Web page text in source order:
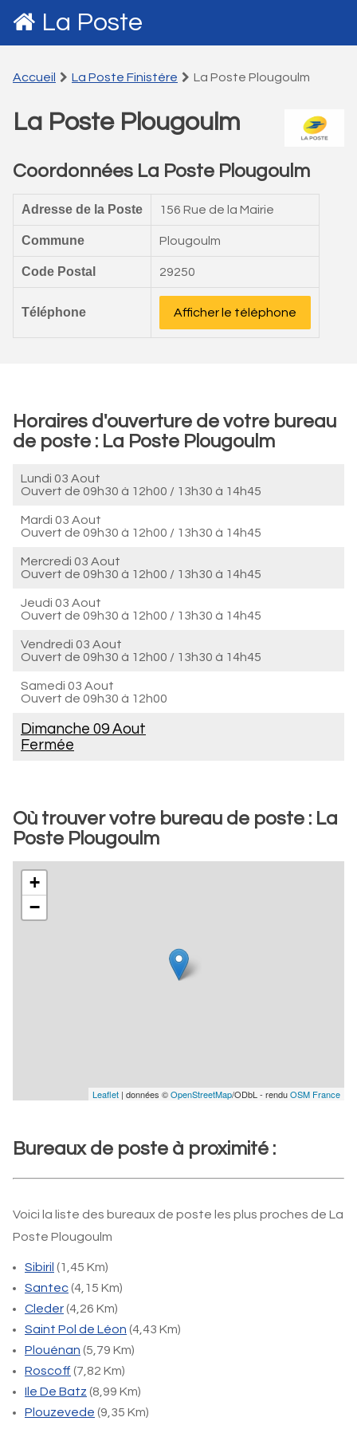
La Poste
Accueil La Poste Finistére La Poste Plougoulm
La Poste Plougoulm
Coordonnées La Poste Plougoulm
Adresse de la Poste 156 Rue de la Mairie
Commune Plougoulm
Code Postal 29250
Téléphone Afficher le téléphone
Horaires d'ouverture de votre bureau
de poste : La Poste Plougoulm
Lundi 03 Aout
Ouvert de 09h30 à 12h00 / 13h30 à 14h45
Mardi 03 Aout
Ouvert de 09h30 à 12h00 / 13h30 à 14h45
Mercredi 03 Aout
Ouvert de 09h30 à 12h00 / 13h30 à 14h45
Jeudi 03 Aout
Ouvert de 09h30 à 12h00 / 13h30 à 14h45
Vendredi 03 Aout
Ouvert de 09h30 à 12h00 / 13h30 à 14h45
Samedi 03 Aout
Ouvert de 09h30 à 12h00
Dimanche 09 Aout
Fermée
Où trouver votre bureau de poste : La
Poste Plougoulm
+
−
Leaflet | données ©OpenStreetMap/ODbL - renduOSM France
Bureaux de poste à proximité :
Voici la liste des bureaux de poste les plus proches de La
Poste Plougoulm
Sibiril (1,45 Km)
Santec(4,15 Km)
Cleder(4,26 Km)
Saint Pol de Léon (4,43 Km)
Plouénan (5,79 Km)
Roscoff (7,82 Km)
Ile De Batz (8,99 Km)
Plouzevede (9,35 Km)